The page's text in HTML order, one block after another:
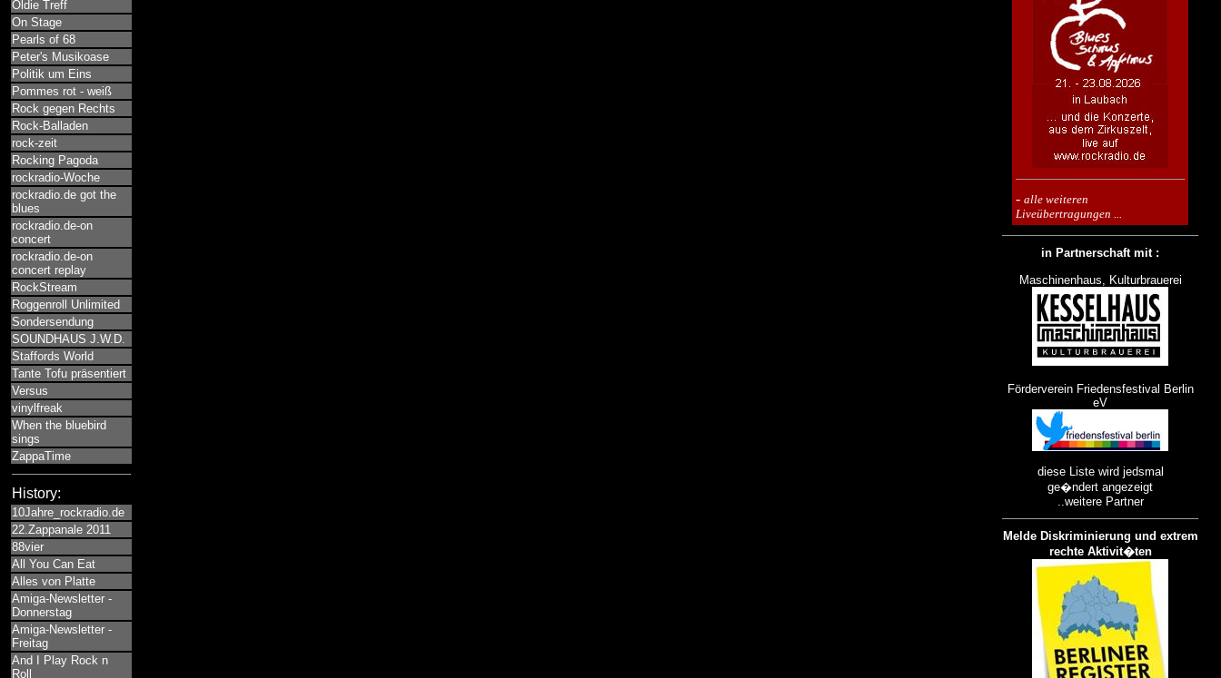
Oldie Treff
On Stage
Pearls of 68
Peter's Musikoase
Politik um Eins
Pommes rot - weiß
Rock gegen Rechts
Rock-Balladen
rock-zeit
Rocking Pagoda
rockradio-Woche
rockradio.de got the
blues
rockradio.de-on
concert
rockradio.de-on
concert replay
RockStream
Roggenroll Unlimited
Sondersendung
SOUNDHAUS J.W.D.
Staffords World
Tante Tofu präsentiert
Versus
vinylfreak
When the bluebird
sings
ZappaTime
History:
10Jahre_rockradio.de
22.Zappanale 2011
88vier
All You Can Eat
Alles von Platte
Amiga-Newsletter -
Donnerstag
Amiga-Newsletter -
Freitag
And I Play Rock n
Roll
- alle weiteren
Liveübertragungen ...
in Partnerschaft mit :
Maschinenhaus, Kulturbrauerei
Förderverein Friedensfestival Berlin
eV
diese Liste wird jedsmal
ge�ndert angezeigt
..weitere Partner
Melde Diskriminierung und extrem
rechte Aktivit�ten